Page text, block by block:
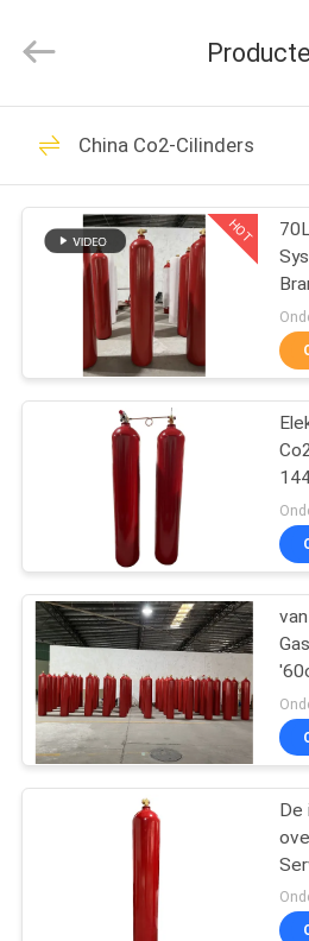
HUIS
PRODUCTEN
OVER
FABRIEKSREIS
DOWNLOADEN
VERZOEK
OM EEN
SITEMAP
Giant
All
Reserved.
fm200 het
van de
Novec
Systeem
De
van de inert
Gasbrand
China Co2-Cilinders
HOT
De